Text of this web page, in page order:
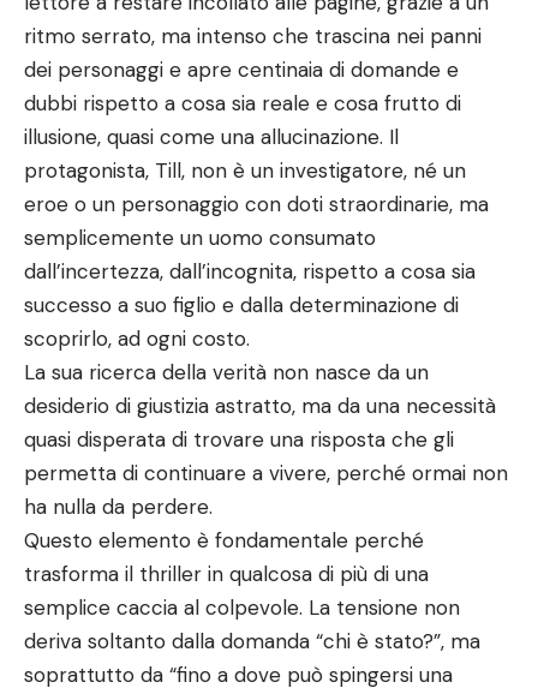
ritmo serrato, ma intenso che trascina nei panni
dei personaggi e apre centinaia di domande e
dubbi rispetto a cosa sia reale e cosa frutto di
illusione, quasi come una allucinazione. Il
protagonista, Till, non è un investigatore, né un
eroe o un personaggio con doti straordinarie, ma
semplicemente un uomo consumato
dall’incertezza, dall’incognita, rispetto a cosa sia
successo a suo figlio e dalla determinazione di
scoprirlo, ad ogni costo.
La sua ricerca della verità non nasce da un
desiderio di giustizia astratto, ma da una necessità
quasi disperata di trovare una risposta che gli
permetta di continuare a vivere, perché ormai non
ha nulla da perdere.
Questo elemento è fondamentale perché
trasforma il thriller in qualcosa di più di una
semplice caccia al colpevole. La tensione non
deriva soltanto dalla domanda “chi è stato?”, ma
soprattutto da “fino a dove può spingersi una